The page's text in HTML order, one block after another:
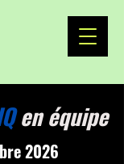
en équipe
2026